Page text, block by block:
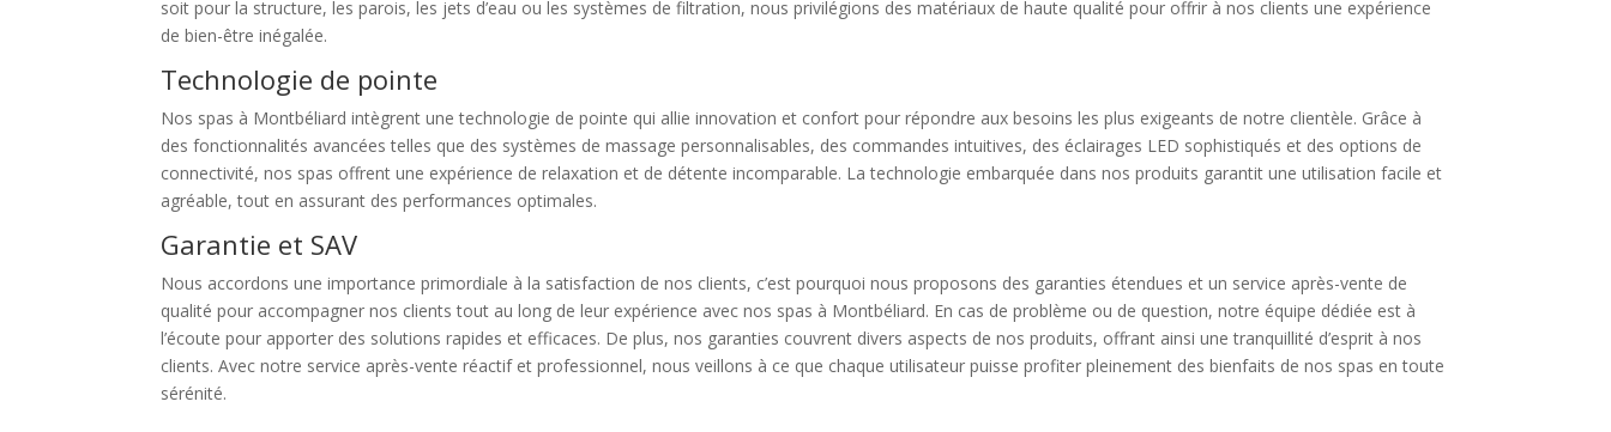
soit pour la structure, les parois, les jets d’eau ou les systèmes de filtration, nous privilégions des matériaux de haute qualité pour offrir à nos clients une expérience
de bien-être inégalée.
Technologie de pointe
Nos spas à Montbéliard intègrent une technologie de pointe qui allie innovation et confort pour répondre aux besoins les plus exigeants de notre clientèle. Grâce à
des fonctionnalités avancées telles que des systèmes de massage personnalisables, des commandes intuitives, des éclairages LED sophistiqués et des options de
connectivité, nos spas offrent une expérience de relaxation et de détente incomparable. La technologie embarquée dans nos produits garantit une utilisation facile et
agréable, tout en assurant des performances optimales.
Garantie et SAV
Nous accordons une importance primordiale à la satisfaction de nos clients, c’est pourquoi nous proposons des garanties étendues et un service après-vente de
qualité pour accompagner nos clients tout au long de leur expérience avec nos spas à Montbéliard. En cas de problème ou de question, notre équipe dédiée est à
l’écoute pour apporter des solutions rapides et efficaces. De plus, nos garanties couvrent divers aspects de nos produits, offrant ainsi une tranquillité d’esprit à nos
clients. Avec notre service après-vente réactif et professionnel, nous veillons à ce que chaque utilisateur puisse profiter pleinement des bienfaits de nos spas en toute
sérénité.